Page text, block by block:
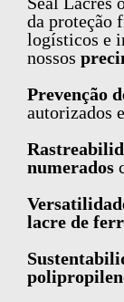
da proteção
logísticos e
nossos
Prevenção
autorizados
numerados
lacre de